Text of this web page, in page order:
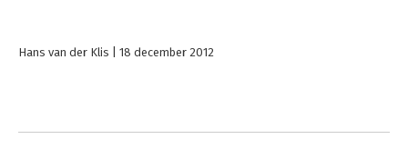
Hans van der Klis 18 december 2012